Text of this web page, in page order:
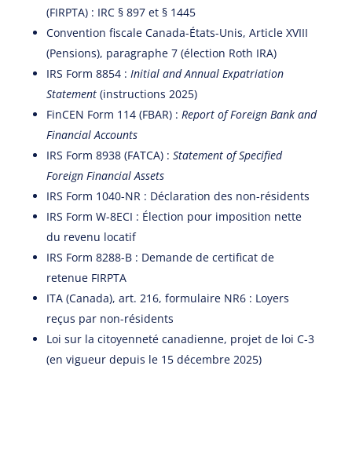
(FIRPTA) : IRC § 897 et § 1445
Convention fiscale Canada-États-Unis, Article XVIII
(Pensions), paragraphe 7 (élection Roth IRA)
IRS Form 8854 : Initial and Annual Expatriation
Statement(instructions 2025)
FinCEN Form 114 (FBAR) : Report of Foreign Bank and
Financial Accounts
IRS Form 8938 (FATCA) : Statement of Specified
Foreign Financial Assets
IRS Form 1040-NR : Déclaration des non-résidents
IRS Form W-8ECI : Élection pour imposition nette
du revenu locatif
IRS Form 8288-B : Demande de certificat de
retenue FIRPTA
ITA (Canada), art. 216, formulaire NR6 : Loyers
reçus par non-résidents
Loi sur la citoyenneté canadienne, projet de loi C-3
(en vigueur depuis le 15 décembre 2025)